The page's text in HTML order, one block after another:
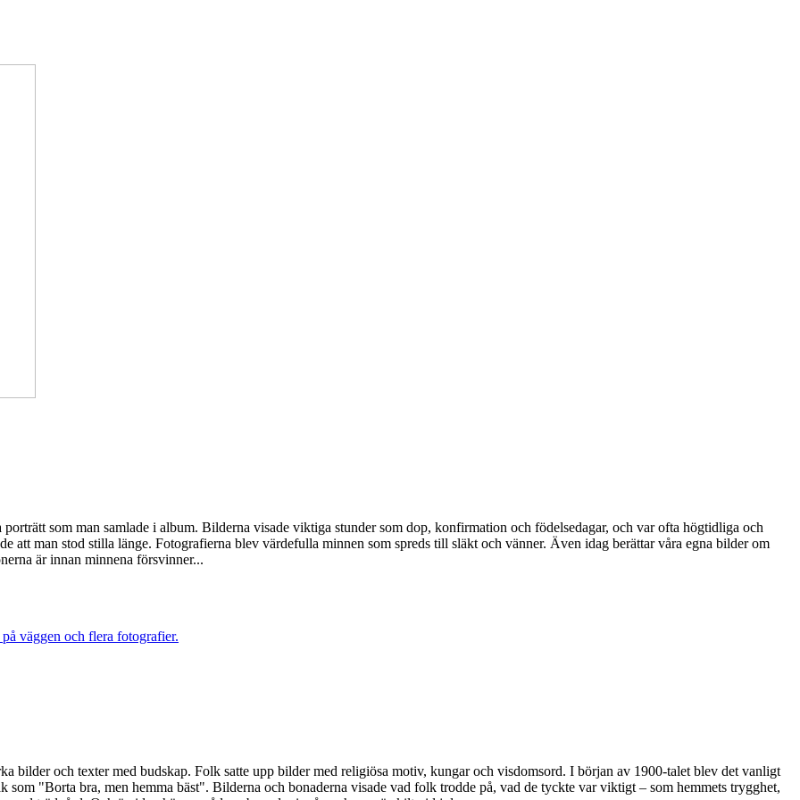
som man samlade i album. Bilderna visade viktiga stunder som dop, konfirmation och födelsedagar, och var ofta högtidliga och
att man stod stilla länge. Fotografierna blev värdefulla minnen som spreds till släkt och vänner. Även idag berättar våra egna bilder om
är innan minnena försvinner...
bilder och texter med budskap. Folk satte upp bilder med religiösa motiv, kungar och visdomsord. I början av 1900-talet blev det vanligt
"Borta bra, men hemma bäst". Bilderna och bonaderna visade vad folk trodde på, vad de tyckte var viktigt – som hemmets trygghet,